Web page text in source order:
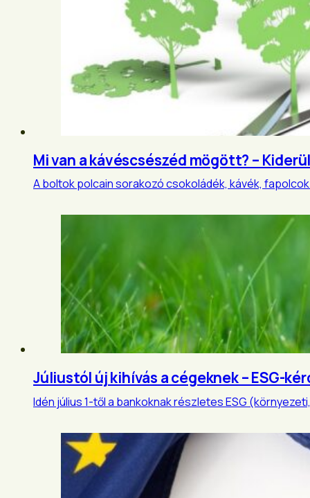
Mi van a kávéscsészéd mögött? –
A boltok polcain sorakozó csokoládék, kávék,
Júliustól új kihívás a cégeknek – ESG-
Idén július 1-től a bankoknak részletes ESG